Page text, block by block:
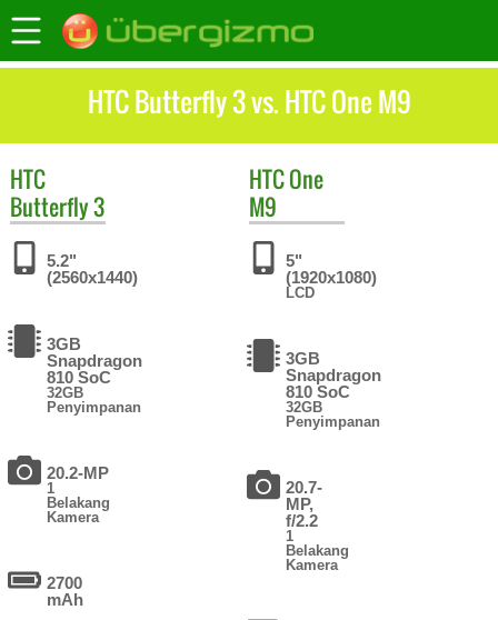
HTC Butterfly 3 vs. HTC One M9
HTC
Butterfly 3
5.2"
(2560x1440)
3GB
Snapdragon
810 SoC
32GB
Penyimpanan
20.2-MP
1
Belakang
Kamera
2700
mAh
HTCOne
M9
5"
(1920x1080)
LCD
3GB
Snapdragon
810 SoC
32GB
Penyimpanan
20.7-
MP,
f/2.2
1
Belakang
Kamera